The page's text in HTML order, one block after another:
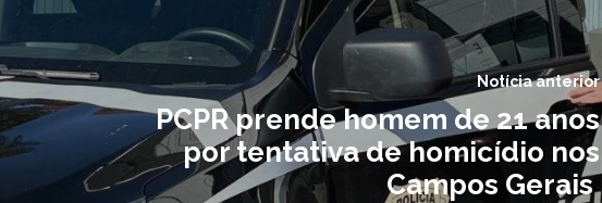
Notícia anterior
PCPR prende homem de 21 anos
por tentativa de homicídio nos
Campos Gerais